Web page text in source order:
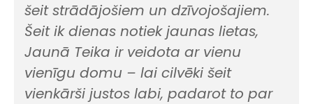
šeit strādājošiem un dzīvojošajiem.
Šeit ik dienas notiek jaunas lietas,
Jaunā Teika ir veidota ar vienu
vienīgu domu – lai cilvēki šeit
vienkārši justos labi, padarot to par